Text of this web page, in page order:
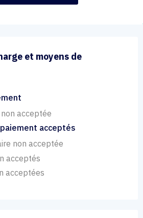
et moyens de
acceptée
acceptés
non acceptée
acceptés
acceptées